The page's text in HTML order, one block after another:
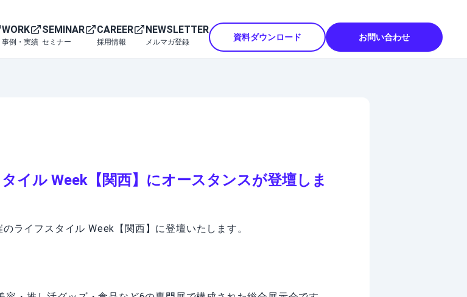
WORK
事例・実績
SEMINAR
セミナー
CAREER
採用情報
NEWSLETTER
メルマガ登録 資料ダウンロード お問い合わせ
イル Week【関西】にオースタンスが登壇しま
ライフスタイル Week【関西】に登壇いたします。